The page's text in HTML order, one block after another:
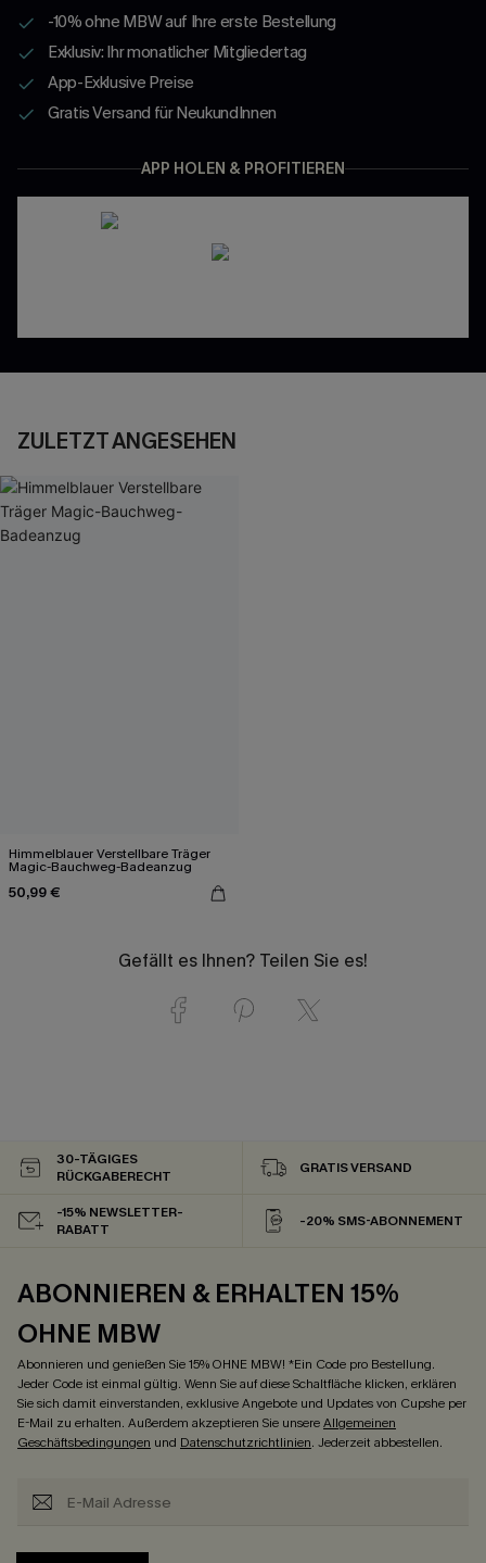
-10% ohne MBW auf Ihre erste Bestellung
Exklusiv: Ihr monatlicher Mitgliedertag
App-Exklusive Preise
Gratis Versand für NeukundInnen
APP HOLEN & PROFITIEREN
ZULETZT ANGESEHEN
Himmelblauer Verstellbare Träger
Magic-Bauchweg-Badeanzug
50,99 €
Gefällt es Ihnen? Teilen Sie es!
30-TÄGIGES
RÜCKGABERECHT
GRATIS VERSAND
-15% NEWSLETTER-
RABATT
-20% SMS-ABONNEMENT
ABONNIEREN & ERHALTEN 15%
OHNE MBW
Abonnieren und genießen Sie 15% OHNE MBW! *Ein Code pro Bestellung.
Jeder Code ist einmal gültig. Wenn Sie auf diese Schaltfläche klicken, erklären
Sie sich damit einverstanden, exklusive Angebote und Updates von Cupshe per
E-Mail zu erhalten. Außerdem akzeptieren Sie unsereAllgemeinen
Geschäftsbedingungen und Datenschutzrichtlinien. Jederzeit abbestellen.